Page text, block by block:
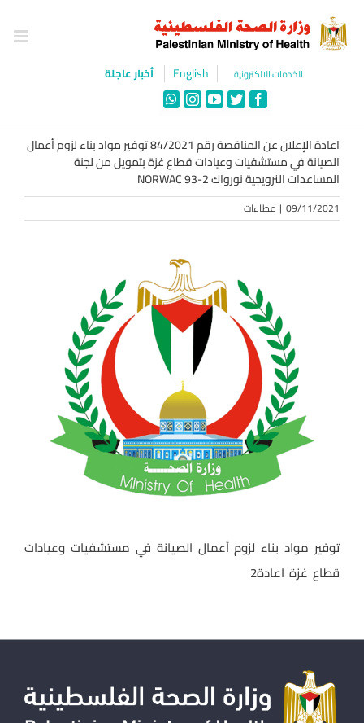
content
الخدمات الالكترونية English أخبار عاجلة
Facebook
Twitter
YouTube
Instagram
WhatsApp
اعادة الإعلان عن المناقصة رقم 84/2021 توفير مواد بناء لزوم أعمال
الصيانة في مستشفيات وعيادات قطاع غزة بتمويل من لجنة
المساعدات النرويجية نورواك NORWAC 93-2
09/11/2021
| عطاءات
توفير مواد بناء لزوم أعمال الصيانة في مستشفيات وعيادات
قطاع غزة اعادة2